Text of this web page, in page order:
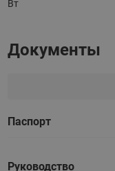
Вт
Документы
Паспорт
Руководство